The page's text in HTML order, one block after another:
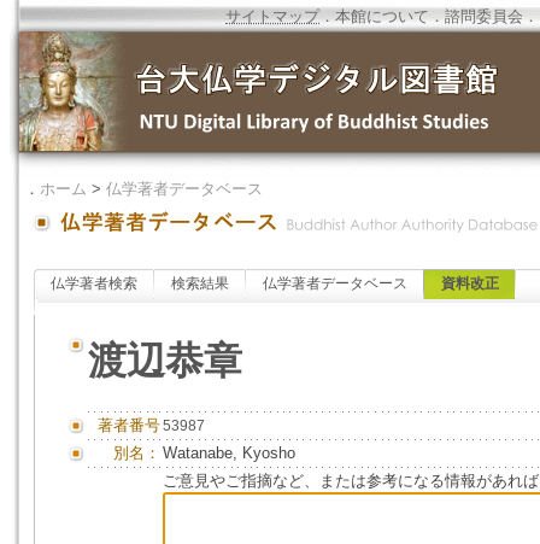
サイトマップ．本館について ．諮問委員会 ．
． ホーム > 仏学著者データベース
仏学著者検索 検索結果 仏学著者データベース 資料改正
渡辺恭章
著者番号53987
別名： Watanabe, Kyosho
ご意見やご指摘など、または参考になる情報があれ